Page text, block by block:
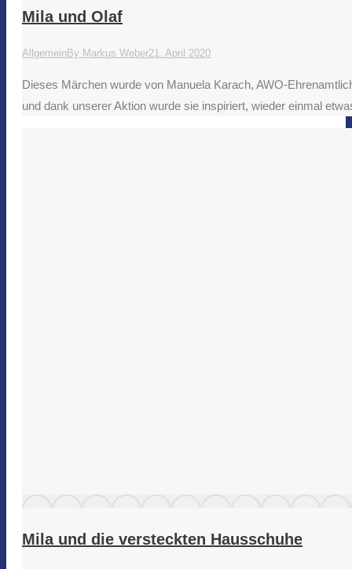
Mila und Olaf
AllgemeinBy Markus Weber21. April 2020
Dieses Märchen wurde von Manuela Karach, AWO-
und dank unserer Aktion wurde sie inspiriert, wieder einmal
Mila und die versteckten Hausschuhe